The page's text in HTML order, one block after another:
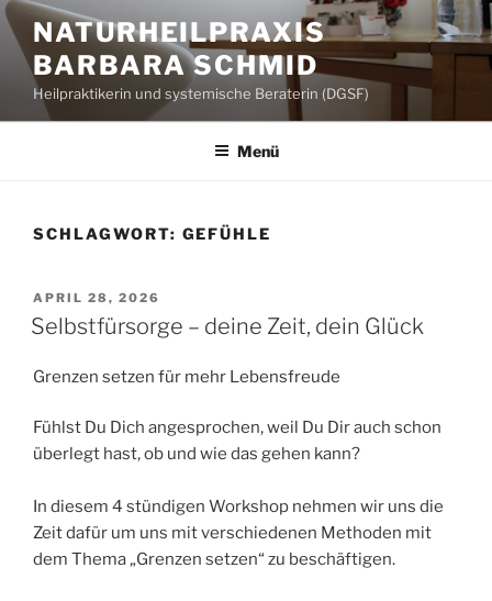
Zum
Inhalt
springen
NATURHEILPRAXIS
BARBARA SCHMID
Heilpraktikerin und systemische Beraterin (DGSF)
Menü
SCHLAGWORT: GEFÜHLE
VERÖFFENTLICHT
AM
APRIL 28, 2026
Selbstfürsorge – deine Zeit, dein Glück
Grenzen setzen für mehr Lebensfreude
Fühlst Du Dich angesprochen, weil Du Dir auch schon
überlegt hast, ob und wie das gehen kann?
In diesem 4 stündigen Workshop nehmen wir uns die
Zeit dafür um uns mit verschiedenen Methoden mit
dem Thema „Grenzen setzen“ zu beschäftigen.